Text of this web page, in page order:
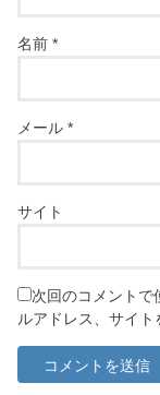
名前*
メール*
サイト
次回のコメントで
ルアドレス、サイト